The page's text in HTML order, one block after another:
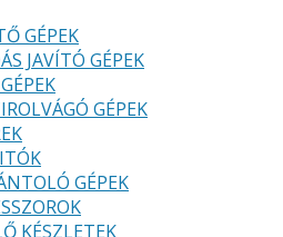
GÉPEK
JAVÍTÓ GÉPEK
GÉPEK
GÉPEK
KÉSZLETEK